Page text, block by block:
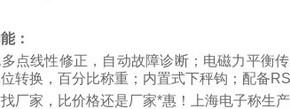
：
点线性修正，自动故障诊断；电磁力平衡
转换，百分比称重；内置式下秤钩；配备
厂家，比价格还是厂家*惠！上海电子称生